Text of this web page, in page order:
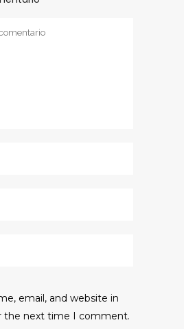
email, and website in
the next time I comment.